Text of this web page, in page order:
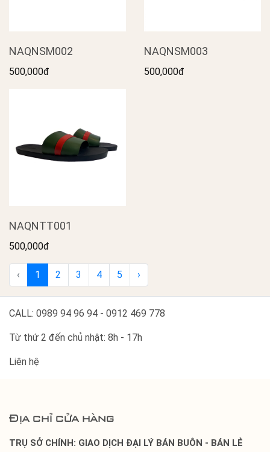
NAQNSM002
500,000đ
NAQNSM003
500,000đ
NAQNTT001
500,000đ
‹ 1 2 3 4 5 ›
CALL: 0989 94 96 94 - 0912 469 778
Từ thứ 2 đến chủ nhật: 8h - 17h
Liên hệ
Địa chỉ cửa hàng
TRỤ SỞ CHÍNH: GIAO DỊCH ĐẠI LÝ BÁN BUÔN - BÁN LẺ